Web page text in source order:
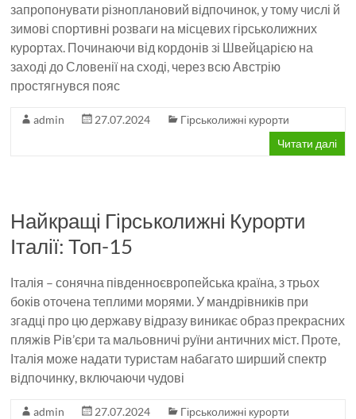
запропонувати різноплановий відпочинок, у тому числі й
зимові спортивні розваги на місцевих гірськолижних
курортах. Починаючи від кордонів зі Швейцарією на
заході до Словенії на сході, через всю Австрію
простягнувся пояс
admin 27.07.2024
Гірськолижні курорти
Читати далі
Найкращі Гірськолижні Курорти
Італії: Топ-15
Італія – сонячна південноєвропейська країна, з трьох
боків оточена теплими морями. У мандрівників при
згадці про цю державу відразу виникає образ прекрасних
пляжів Рів’єри та мальовничі руїни античних міст. Проте,
Італія може надати туристам набагато ширший спектр
відпочинку, включаючи чудові
admin 27.07.2024
Гірськолижні курорти